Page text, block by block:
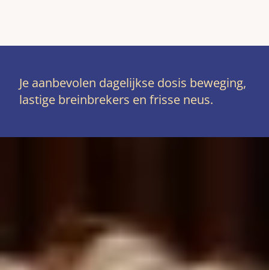
Je aanbevolen dagelijkse dosis beweging,
lastige breinbrekers en frisse neus.